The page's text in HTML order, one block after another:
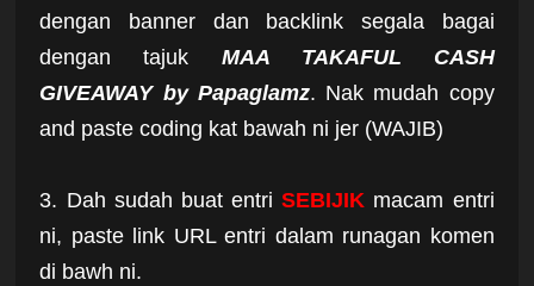
dengan banner dan backlink segala bagai
dengan tajuk MAA TAKAFUL CASH
GIVEAWAY by Papaglamz. Nak mudah copy
and paste coding kat bawah ni jer (WAJIB)
3. Dah sudah buat entriSEBIJIK macam entri
ni, paste link URL entri dalam runagan komen
di bawh ni.